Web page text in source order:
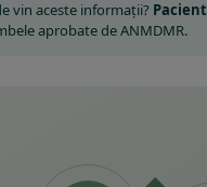
vin aceste informații? Pacient
aprobate de ANMDMR.